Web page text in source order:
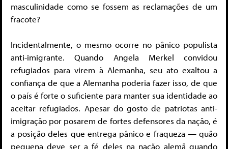
masculinidade como se fossem as reclamações de um
fracote?
Incidentalmente, o mesmo ocorre no pânico populista
anti-imigrante. Quando Angela Merkel convidou
refugiados para virem à Alemanha, seu ato exaltou a
confiança de que a Alemanha poderia fazer isso, de que
o país é forte o suficiente para manter sua identidade ao
aceitar refugiados. Apesar do gosto de patriotas anti-
imigração por posarem de fortes defensores da nação, é
a posição deles que entrega pânico e fraqueza — quão
pequena deve ser a fé deles na nação alemã quando